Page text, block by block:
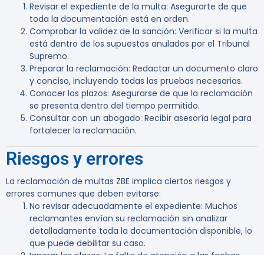
Revisar el expediente de la multa: Asegurarte de que
toda la documentación está en orden.
Comprobar la validez de la sanción: Verificar si la multa
está dentro de los supuestos anulados por el Tribunal
Supremo.
Preparar la reclamación: Redactar un documento claro
y conciso, incluyendo todas las pruebas necesarias.
Conocer los plazos: Asegurarse de que la reclamación
se presenta dentro del tiempo permitido.
Consultar con un abogado: Recibir asesoría legal para
fortalecer la reclamación.
Riesgos y errores
La reclamación de multas ZBE implica ciertos riesgos y
errores comunes que deben evitarse:
No revisar adecuadamente el expediente: Muchos
reclamantes envían su reclamación sin analizar
detalladamente toda la documentación disponible, lo
que puede debilitar su caso.